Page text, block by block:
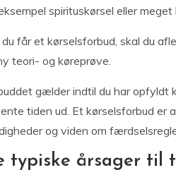
spirituskørsel eller meget
du får et kørselsforbud, skal du
teori- og køreprøve.
gælder indtil du har opfyldt
tiden ud. Et kørselsforbud er
og viden om
typiske årsager til